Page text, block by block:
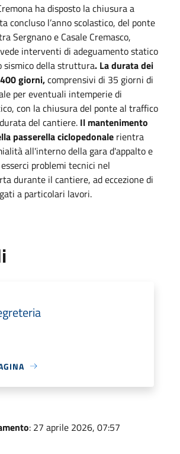
ha disposto la chiusura a
concluso l’anno scolastico, del ponte
Sergnano e Casale Cremasco,
interventi di adeguamento statico
sismico della struttura. La durata dei
giorni,comprensivi di 35 giorni di
per eventuali intemperie di
con la chiusura del ponte al traffico
del cantiere. Il mantenimento
passerella ciclopedonale rientra
all'interno della gara d'appalto e
problemi tecnici nel
durante il cantiere, ad eccezione di
a particolari lavori.
: 27 aprile 2026, 07:57